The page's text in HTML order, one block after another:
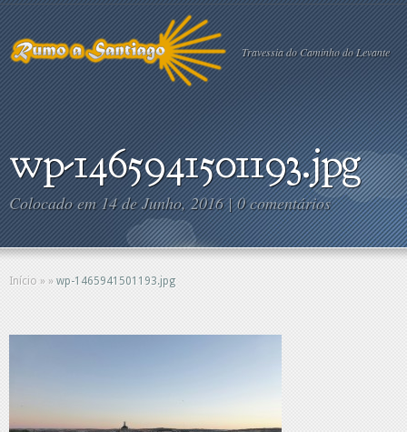
Travessia do Caminho do Levante
wp-1465941501193.jpg
Colocado em 14 de Junho, 2016 |0 comentários
Início » » wp-1465941501193.jpg